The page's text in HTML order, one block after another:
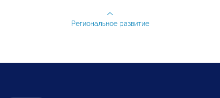
Региональное развитие